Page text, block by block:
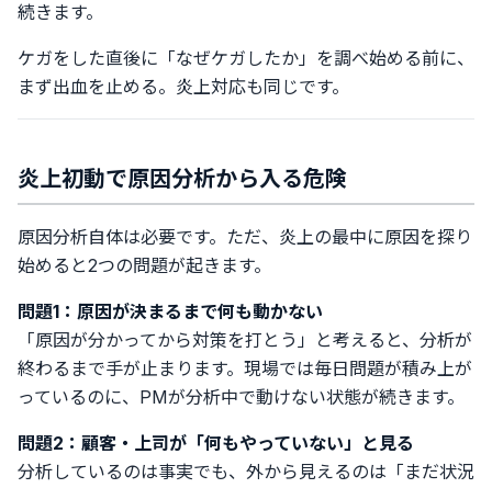
続きます。
ケガをした直後に「なぜケガしたか」を調べ始める前に、
まず出血を止める。炎上対応も同じです。
炎上初動で原因分析から入る危険
原因分析自体は必要です。ただ、炎上の最中に原因を探り
始めると2つの問題が起きます。
問題1：原因が決まるまで何も動かない
「原因が分かってから対策を打とう」と考えると、分析が
終わるまで手が止まります。現場では毎日問題が積み上が
っているのに、PMが分析中で動けない状態が続きます。
問題2：顧客・上司が「何もやっていない」と見る
分析しているのは事実でも、外から見えるのは「まだ状況